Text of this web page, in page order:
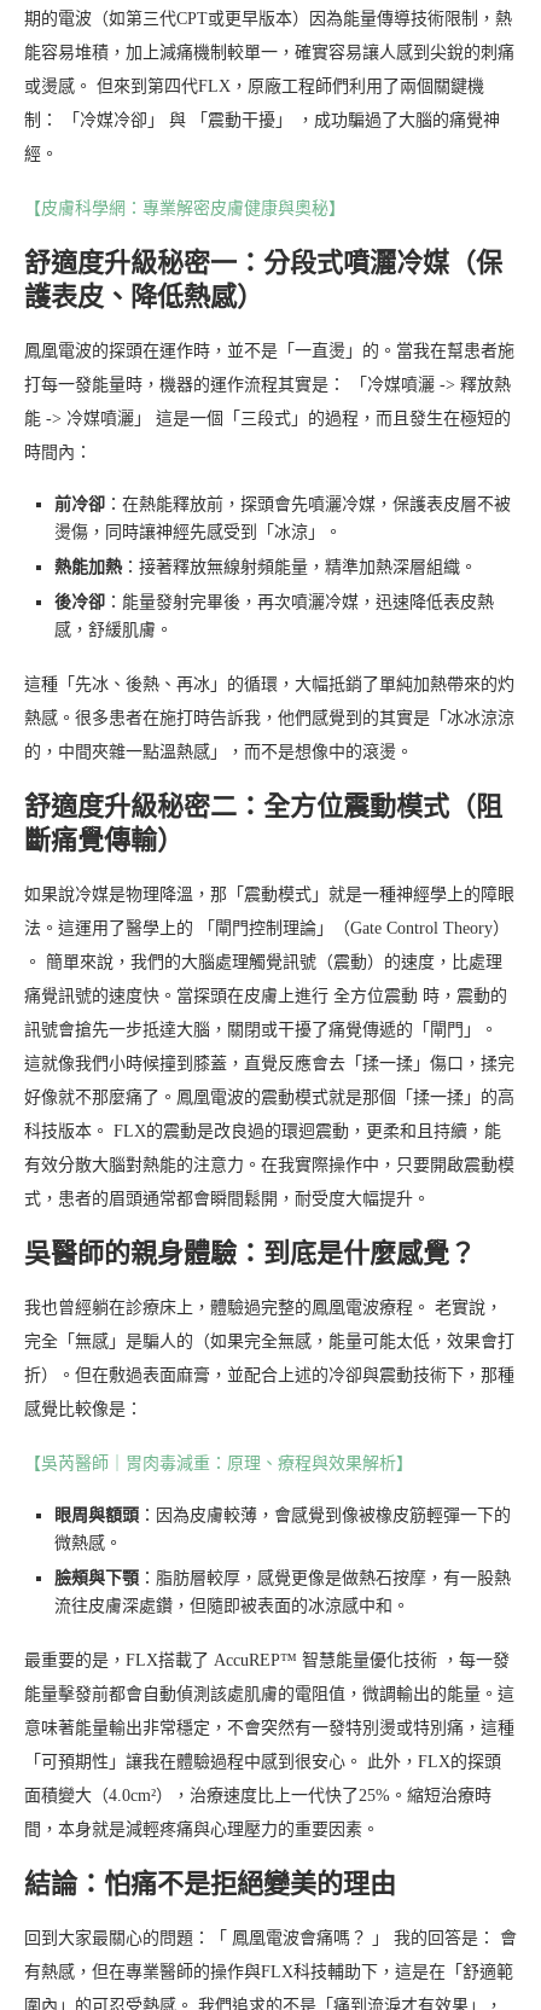
期的電波（如第三代CPT或更早版本）因為能量傳導技術限制，熱
能容易堆積，加上減痛機制較單一，確實容易讓人感到尖銳的刺痛
或燙感。 但來到第四代FLX，原廠工程師們利用了兩個關鍵機
制： 「冷媒冷卻」 與 「震動干擾」 ，成功騙過了大腦的痛覺神
經。
【皮膚科學網：專業解密皮膚健康與奧秘】
舒適度升級秘密一：分段式噴灑冷媒（保
護表皮、降低熱感）
鳳凰電波的探頭在運作時，並不是「一直燙」的。當我在幫患者施
打每一發能量時，機器的運作流程其實是： 「冷媒噴灑 -> 釋放熱
能 -> 冷媒噴灑」 這是一個「三段式」的過程，而且發生在極短的
時間內：
前冷卻 ：在熱能釋放前，探頭會先噴灑冷媒，保護表皮層不被
燙傷，同時讓神經先感受到「冰涼」。
熱能加熱：接著釋放無線射頻能量，精準加熱深層組織。
後冷卻 ：能量發射完畢後，再次噴灑冷媒，迅速降低表皮熱
感，舒緩肌膚。
這種「先冰、後熱、再冰」的循環，大幅抵銷了單純加熱帶來的灼
熱感。很多患者在施打時告訴我，他們感覺到的其實是「冰冰涼涼
的，中間夾雜一點溫熱感」，而不是想像中的滾燙。
舒適度升級秘密二：全方位震動模式（阻
斷痛覺傳輸）
如果說冷媒是物理降溫，那「震動模式」就是一種神經學上的障眼
法。這運用了醫學上的 「閘門控制理論」（Gate Control Theory）
。 簡單來說，我們的大腦處理觸覺訊號（震動）的速度，比處理
痛覺訊號的速度快。當探頭在皮膚上進行 全方位震動 時，震動的
訊號會搶先一步抵達大腦，關閉或干擾了痛覺傳遞的「閘門」。
這就像我們小時候撞到膝蓋，直覺反應會去「揉一揉」傷口，揉完
好像就不那麼痛了。鳳凰電波的震動模式就是那個「揉一揉」的高
科技版本。 FLX的震動是改良過的環迴震動，更柔和且持續，能
有效分散大腦對熱能的注意力。在我實際操作中，只要開啟震動模
式，患者的眉頭通常都會瞬間鬆開，耐受度大幅提升。
吳醫師的親身體驗：到底是什麼感覺？
我也曾經躺在診療床上，體驗過完整的鳳凰電波療程。 老實說，
完全「無感」是騙人的（如果完全無感，能量可能太低，效果會打
折）。但在敷過表面麻膏，並配合上述的冷卻與震動技術下，那種
感覺比較像是：
【吳芮醫師｜胃肉毒減重：原理、療程與效果解析】
眼周與額頭 ：因為皮膚較薄，會感覺到像被橡皮筋輕彈一下的
微熱感。
臉頰與下顎 ：脂肪層較厚，感覺更像是做熱石按摩，有一股熱
流往皮膚深處鑽，但隨即被表面的冰涼感中和。
最重要的是，FLX搭載了 AccuREP™ 智慧能量優化技術 ，每一發
能量擊發前都會自動偵測該處肌膚的電阻值，微調輸出的能量。這
意味著能量輸出非常穩定，不會突然有一發特別燙或特別痛，這種
「可預期性」讓我在體驗過程中感到很安心。 此外，FLX的探頭
面積變大（4.0cm²），治療速度比上一代快了25%。縮短治療時
間，本身就是減輕疼痛與心理壓力的重要因素。
結論：怕痛不是拒絕變美的理由
回到大家最關心的問題：「 鳳凰電波會痛嗎？ 」 我的回答是： 會
有熱感，但在專業醫師的操作與FLX科技輔助下，這是在「舒適範
圍內」的可忍受熱感。 我們追求的不是「痛到流淚才有效果」，